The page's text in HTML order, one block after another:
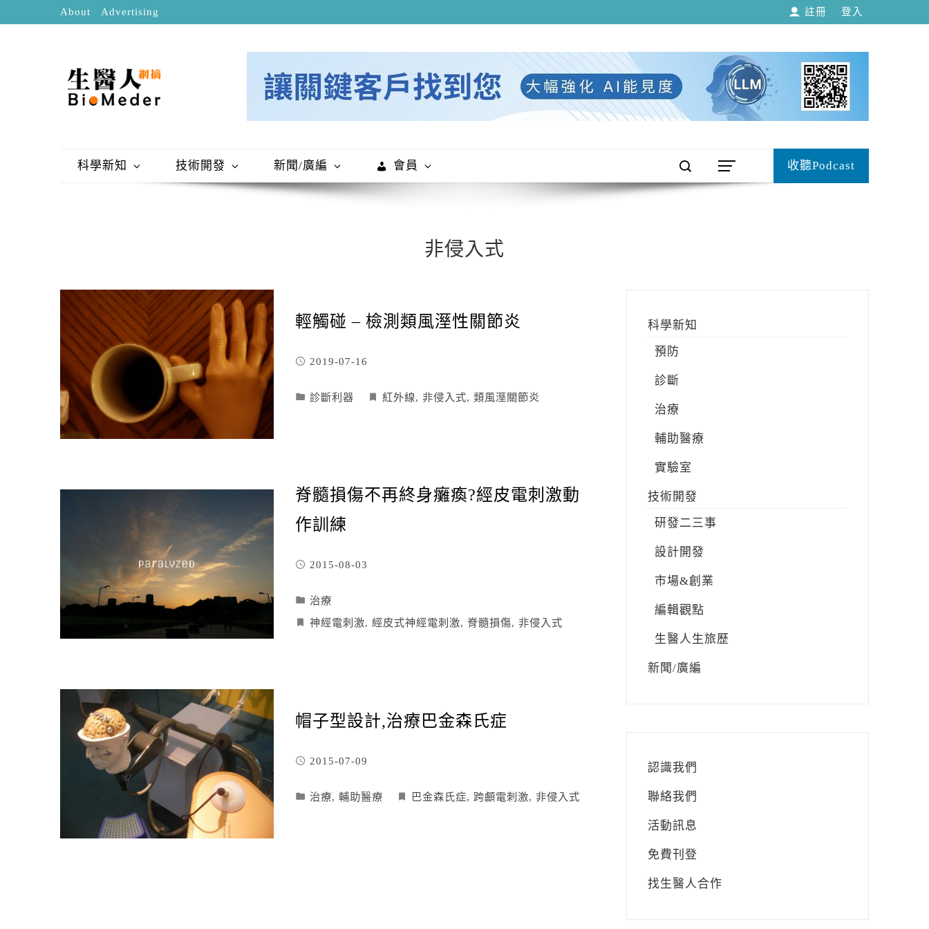
About Advertising 註冊 登入
科學新知 技術開發 新聞/廣編 會員 收聽Podcast
非侵入式
輕觸碰 – 檢測類風溼性關節炎
2019-07-16
診斷利器 紅外線, 非侵入式, 類風溼關節炎
脊髓損傷不再終身癱瘓?經皮電刺激動
作訓練
2015-08-03
治療
神經電刺激, 經皮式神經電刺激, 脊髓損傷, 非侵入式
帽子型設計,治療巴金森氏症
2015-07-09
治療, 輔助醫療 巴金森氏症, 跨顱電刺激, 非侵入式
科學新知
預防
診斷
治療
輔助醫療
實驗室
技術開發
研發二三事
設計開發
市場&創業
編輯觀點
生醫人生旅歷
新聞/廣編
認識我們
聯絡我們
活動訊息
免費刊登
找生醫人合作